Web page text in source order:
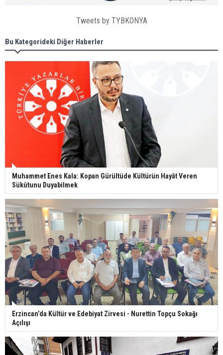
Tweets by TYBKONYA
Bu Kategorideki Diğer Haberler
Muhammet Enes Kala: Kopan Gürültüde Kültürün Hayât Veren
Sükûtunu Duyabilmek
Erzincan’da Kültür ve Edebiyat Zirvesi - Nurettin Topçu Sokağı
Açılışı